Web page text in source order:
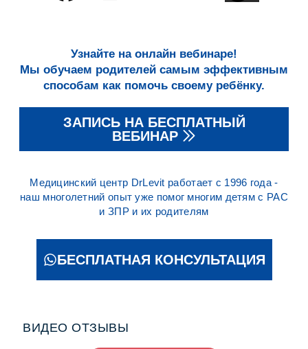
Узнайте на онлайн вебинаре!
Мы обучаем родителей самым эффективным
способам как помочь своему ребёнку.
ЗАПИСЬ НА БЕСПЛАТНЫЙ
ВЕБИНАР
Медицинский центр DrLevit работает с 1996 года -
наш многолетний опыт уже помог многим детям с РАС
и ЗПР и их родителям
БЕСПЛАТНАЯ КОНСУЛЬТАЦИЯ
ВИДЕО ОТЗЫВЫ